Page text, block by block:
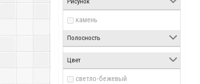
камень
Полосность
Цвет
светло-бежевый